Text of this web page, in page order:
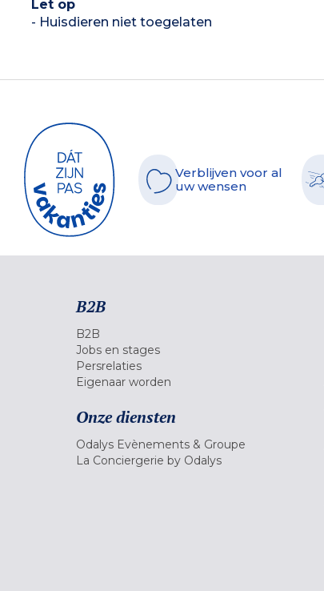
Let op
- Huisdieren niet toegelaten
Verblijven voor al
uw wensen
B2B
B2B
Jobs en stages
Persrelaties
Eigenaar worden
Onze diensten
Odalys Evènements & Groupe
La Conciergerie by Odalys